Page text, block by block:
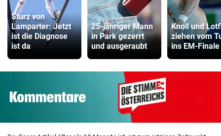
Sturz von
Lamparter: Jetzt
ist die Diagnose
ist da
25-jähriger Mann
in Park gezerrt
und ausgeraubt
Knoll und
ziehen vom
ins EM-